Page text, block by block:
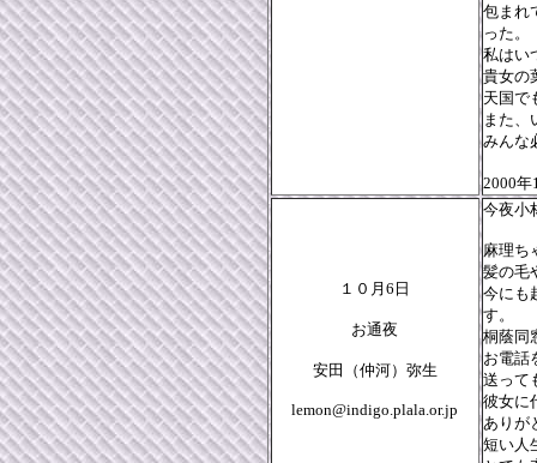
包まれ
った。
私はい
貴女の
天国で
また、
みんな
2000
１０月6日
お通夜
安田（仲河）弥生
lemon@indigo.plala.or.jp
今夜小
麻理ち
髪の毛
今にも
す。
桐蔭同
お電話
送って
彼女に
ありが
短い人